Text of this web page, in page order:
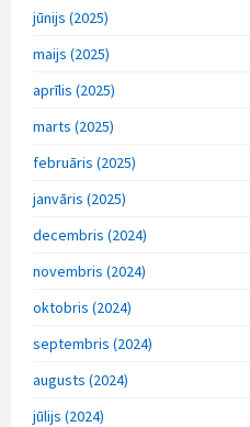
jūnijs (2025)
maijs (2025)
aprīlis (2025)
marts (2025)
februāris (2025)
janvāris (2025)
decembris (2024)
novembris (2024)
oktobris (2024)
septembris (2024)
augusts (2024)
jūlijs (2024)